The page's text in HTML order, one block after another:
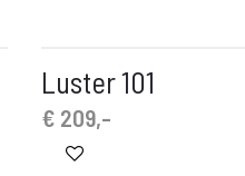
Luster 101
€ 209,-